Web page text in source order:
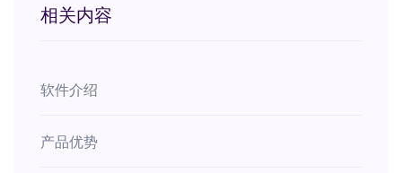
相关内容
软件介绍
产品优势